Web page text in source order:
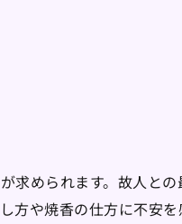
求められます。故人と
方や焼香の仕方に不安